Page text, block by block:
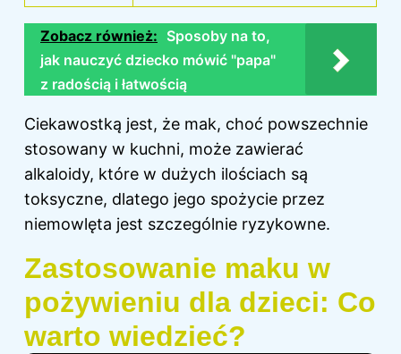
Zobacz również: Sposoby na to,
jak nauczyć dziecko mówić "papa"
z radością i łatwością
Ciekawostką jest, że mak, choć powszechnie
stosowany w kuchni, może zawierać
alkaloidy, które w dużych ilościach są
toksyczne, dlatego jego spożycie przez
niemowlęta jest szczególnie ryzykowne.
Zastosowanie maku w
pożywieniu dla dzieci: Co
warto wiedzieć?